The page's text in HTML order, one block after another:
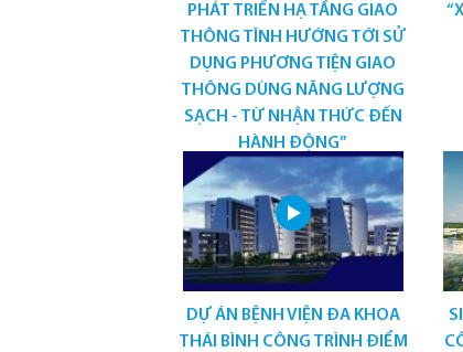
PHÁT TRIỂN HẠ TẦNG GIAO
THÔNG TĨNH HƯỚNG TỚI SỬ
DỤNG PHƯƠNG TIỆN GIAO
THÔNG DÙNG NĂNG LƯỢNG
SẠCH - TỪ NHẬN THỨC ĐẾN
HÀNH ĐỘNG”
DỰ ÁN BỆNH VIỆN ĐA KHOA
THÁI BÌNH CÔNG TRÌNH ĐIỂM